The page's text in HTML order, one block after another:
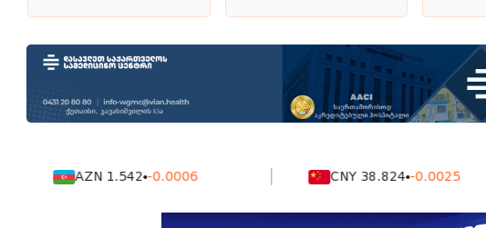
AZN 1.542 -0.0006 CNY 38.824 -0.0025